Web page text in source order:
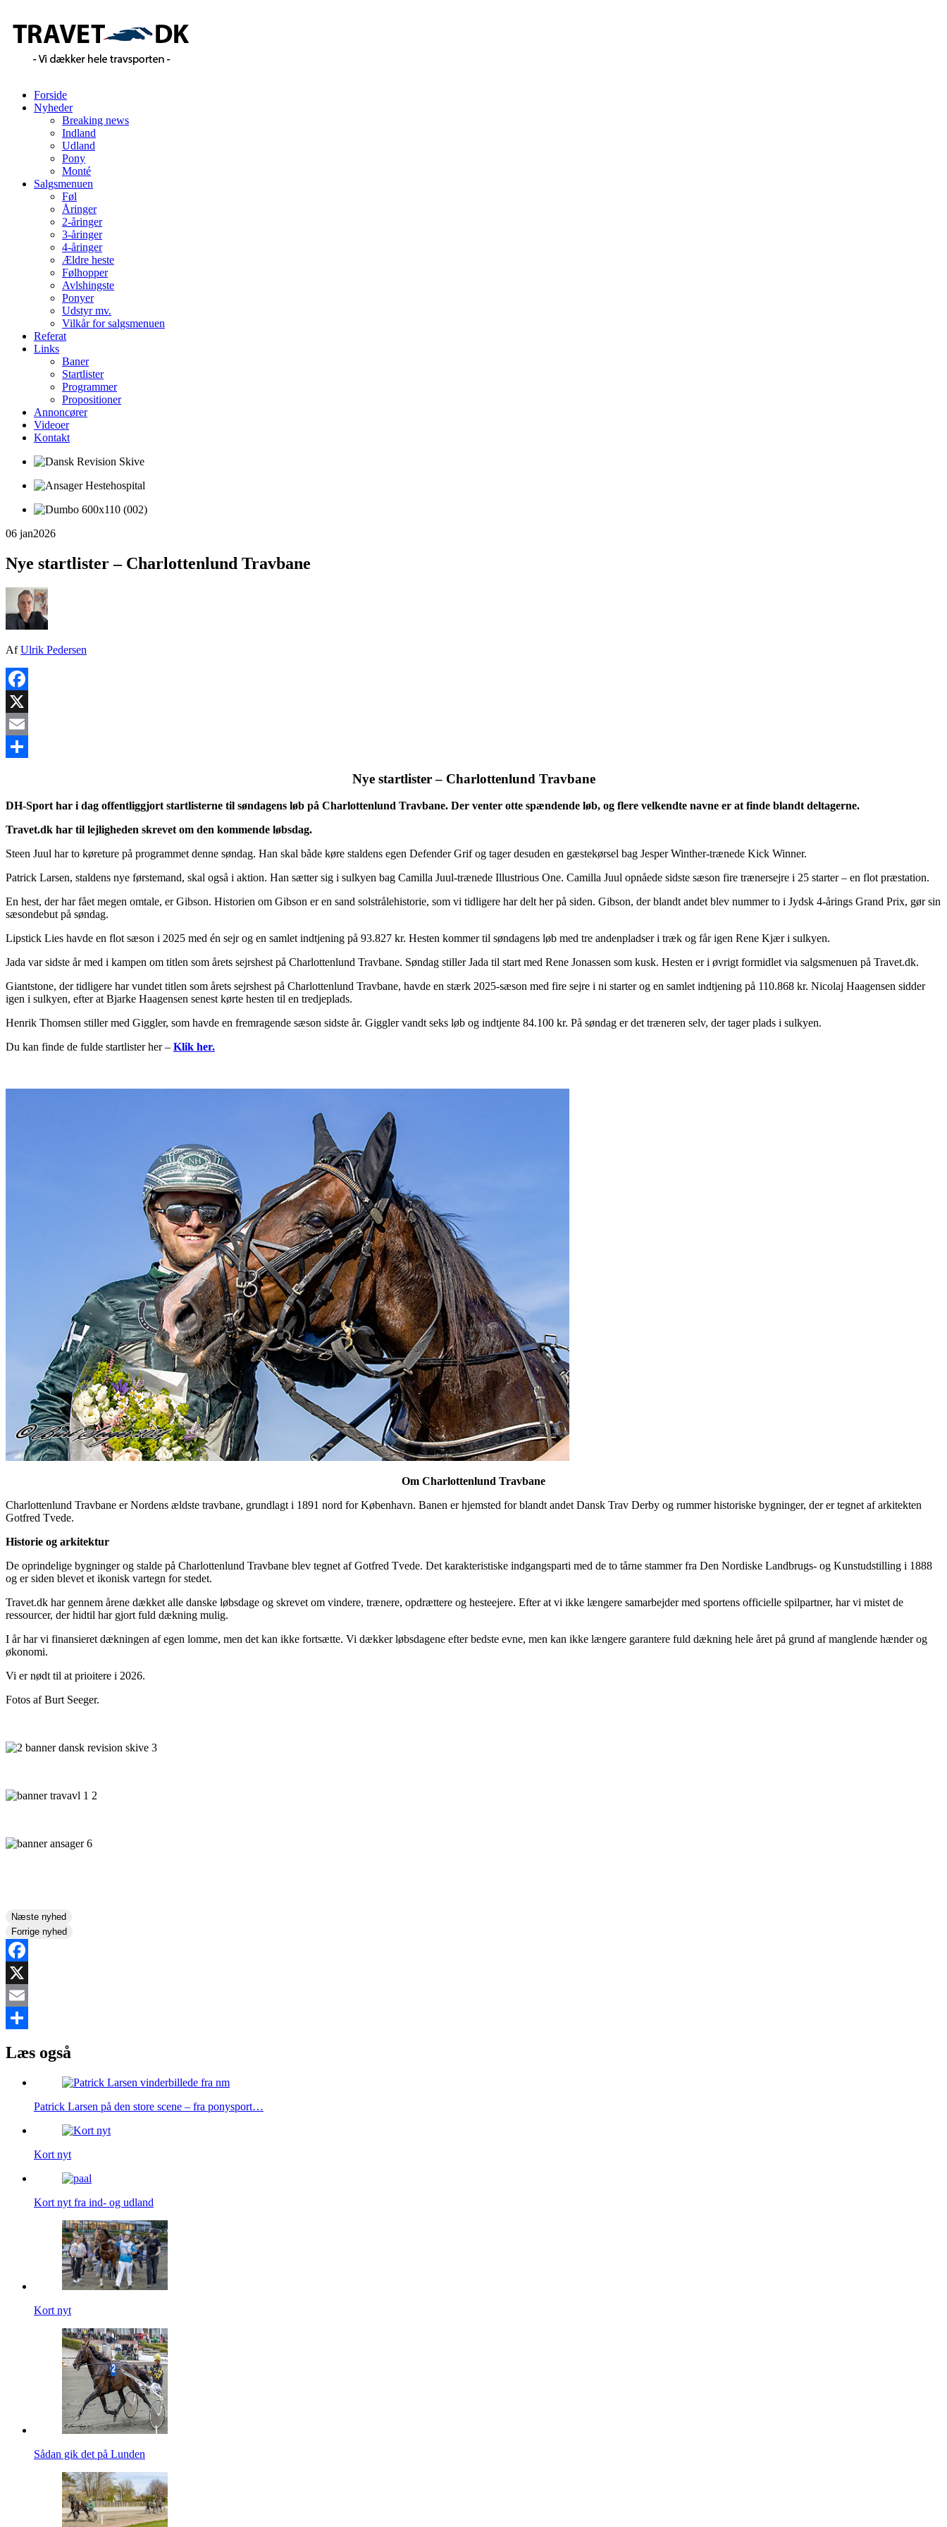
Forside
Nyheder
Breaking news
Indland
Udland
Pony
Monté
Salgsmenuen
Føl
Åringer
2-åringer
3-åringer
4-åringer
Ældre heste
Følhopper
Avlshingste
Ponyer
Udstyr mv.
Vilkår for salgsmenuen
Referat
Links
Baner
Startlister
Programmer
Propositioner
Annoncører
Videoer
Kontakt
06 jan2026
Nye startlister – Charlottenlund Travbane
AfUlrik Pedersen
Facebook
X
Email
Nye startlister – Charlottenlund Travbane
DH-Sport har i dag offentliggjort startlisterne til søndagens løb på Charlottenlund Travbane. Der venter otte spændende løb, og flere velkendte navne er at finde blandt deltagerne.
Travet.dk har til lejligheden skrevet om den kommende løbsdag.
Steen Juul har to køreture på programmet denne søndag. Han skal både køre staldens egen Defender Grif og tager desuden en gæstekørsel bag Jesper Winther-trænede Kick Winner.
Patrick Larsen, staldens nye førstemand, skal også i aktion. Han sætter sig i sulkyen bag Camilla Juul-trænede Illustrious One. Camilla Juul opnåede sidste sæson fire trænersejre i 25 starter – en flot præstation.
En hest, der har fået megen omtale, er Gibson. Historien om Gibson er en sand solstrålehistorie, som vi tidligere har delt her på siden. Gibson, der blandt andet blev nummer to i Jydsk 4-årings Grand Prix, gør sin
sæsondebut på søndag.
Lipstick Lies havde en flot sæson i 2025 med én sejr og en samlet indtjening på 93.827 kr. Hesten kommer til søndagens løb med tre andenpladser i træk og får igen Rene Kjær i sulkyen.
Jada var sidste år med i kampen om titlen som årets sejrshest på Charlottenlund Travbane. Søndag stiller Jada til start med Rene Jonassen som kusk. Hesten er i øvrigt formidlet via salgsmenuen på Travet.dk.
Giantstone, der tidligere har vundet titlen som årets sejrshest på Charlottenlund Travbane, havde en stærk 2025-sæson med fire sejre i ni starter og en samlet indtjening på 110.868 kr. Nicolaj Haagensen sidder
igen i sulkyen, efter at Bjarke Haagensen senest kørte hesten til en tredjeplads.
Henrik Thomsen stiller med Giggler, som havde en fremragende sæson sidste år. Giggler vandt seks løb og indtjente 84.100 kr. På søndag er det træneren selv, der tager plads i sulkyen.
Du kan finde de fulde startlister her – Klik her.
Om Charlottenlund Travbane
Charlottenlund Travbane er Nordens ældste travbane, grundlagt i 1891 nord for København. Banen er hjemsted for blandt andet Dansk Trav Derby og rummer historiske bygninger, der er tegnet af arkitekten
Gotfred Tvede.
Historie og arkitektur
De oprindelige bygninger og stalde på Charlottenlund Travbane blev tegnet af Gotfred Tvede. Det karakteristiske indgangsparti med de to tårne stammer fra Den Nordiske Landbrugs- og Kunstudstilling i 1888
og er siden blevet et ikonisk vartegn for stedet.
Travet.dk har gennem årene dækket alle danske løbsdage og skrevet om vindere, trænere, opdrættere og hesteejere. Efter at vi ikke længere samarbejder med sportens officielle spilpartner, har vi mistet de
ressourcer, der hidtil har gjort fuld dækning mulig.
I år har vi finansieret dækningen af egen lomme, men det kan ikke fortsætte. Vi dækker løbsdagene efter bedste evne, men kan ikke længere garantere fuld dækning hele året på grund af manglende hænder og
økonomi.
Vi er nødt til at prioitere i 2026.
Fotos af Burt Seeger.
Næste nyhed
Forrige nyhed
Facebook
X
Email
Læs også
Patrick Larsen på den store scene – fra ponysport…
Kort nyt
Kort nyt fra ind- og udland
Kort nyt
Sådan gik det på Lunden